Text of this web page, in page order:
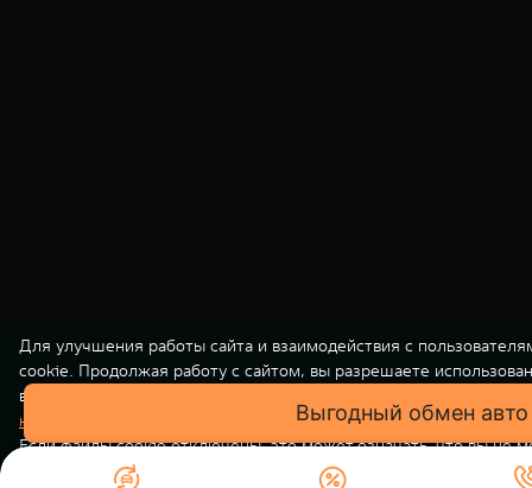
Для улучшения работы сайта и взаимодействия с
cookie. Продолжая работу с сайтом, вы разрешаете
вашей персональной информации на нашем сайте
конфиденциальности
. Вы всегда можете отключить файлы
Если файлы cookie отключены, это может означать, что вы не
использовать все функции нашего сайта.
Выгодный обмен авто